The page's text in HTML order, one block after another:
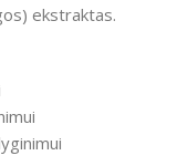
ekstraktas.